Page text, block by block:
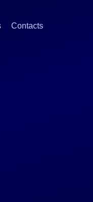
Contacts